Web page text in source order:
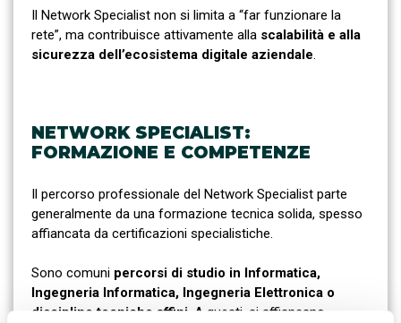
Il Network Specialist non si limita a “far funzionare la
rete”, ma contribuisce attivamente alla scalabilità e alla
sicurezza dell’ecosistema digitale aziendale.
NETWORK SPECIALIST:
FORMAZIONE E COMPETENZE
Il percorso professionale del Network Specialist parte
generalmente da una formazione tecnica solida, spesso
affiancata da certificazioni specialistiche.
Sono comuni percorsi di studio in Informatica,
Ingegneria Informatica, Ingegneria Elettronica o
discipline tecniche affini . A questi, si affiancano